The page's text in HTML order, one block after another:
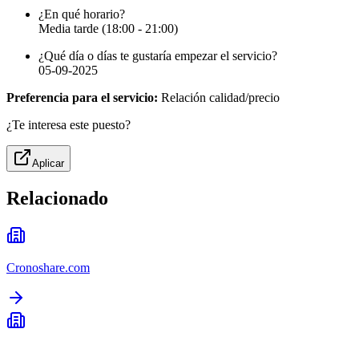
¿En qué horario?
Media tarde (18:00 - 21:00)
¿Qué día o días te gustaría empezar el servicio?
05-09-2025
Preferencia para el servicio: Relación calidad/precio
¿Te interesa este puesto?
Aplicar
Relacionado
Cronoshare.com